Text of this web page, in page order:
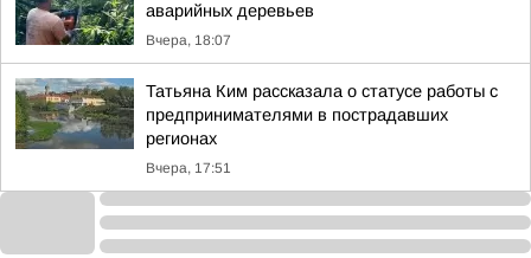
аварийных деревьев
Вчера, 18:07
Татьяна Ким рассказала о статусе работы с
предпринимателями в пострадавших
регионах
Вчера, 17:51